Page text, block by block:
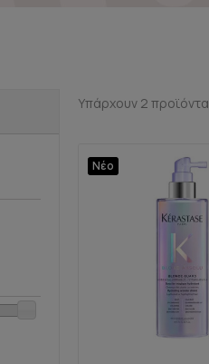
Υπάρχουν 2 προϊόντα.
Νέο